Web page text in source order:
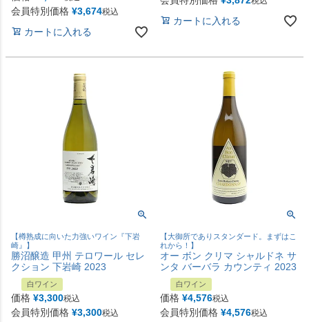
会員特別価格 ¥3,674税込
カートに入れる
カートに入れる
【樽熟成に向いた力強いワイン『下岩
崎』】
勝沼醸造 甲州 テロワール セレ
クション 下岩崎 2023
白ワイン
価格 ¥3,300税込
会員特別価格 ¥3,300税込
【大御所でありスタンダード。まずはこ
れから！】
オー ボン クリマ シャルドネ サ
ンタ バーバラ カウンティ 2023
白ワイン
価格 ¥4,576税込
会員特別価格 ¥4,576税込